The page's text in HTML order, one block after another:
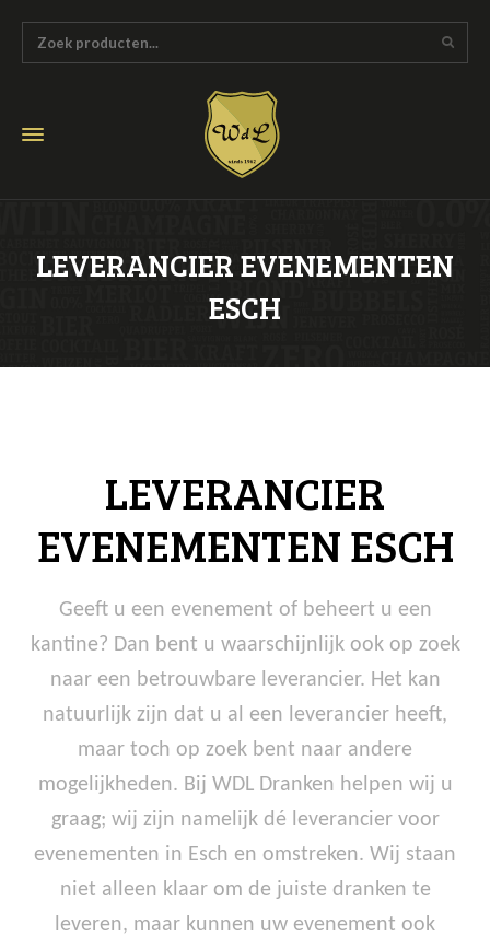
LEVERANCIER EVENEMENTEN
ESCH
LEVERANCIER
EVENEMENTEN ESCH
Geeft u een evenement of beheert u een
kantine? Dan bent u waarschijnlijk ook op zoek
naar een betrouwbare leverancier. Het kan
natuurlijk zijn dat u al een leverancier heeft,
maar toch op zoek bent naar andere
mogelijkheden. Bij WDL Dranken helpen wij u
graag; wij zijn namelijk dé leverancier voor
evenementen in Esch en omstreken. Wij staan
niet alleen klaar om de juiste dranken te
leveren, maar kunnen uw evenement ook